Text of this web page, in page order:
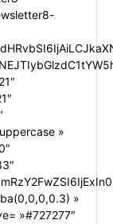
»
»
»#727277″